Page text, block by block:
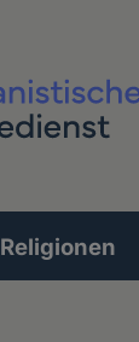
Religionen